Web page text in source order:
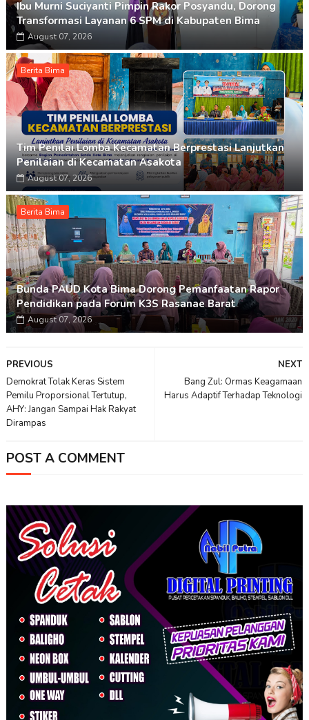
Ibu Murni Suciyanti Pimpin Rakor Posyandu, Dorong
Transformasi Layanan 6 SPM di Kabupaten Bima
August 07, 2026
Berita Bima
Tim Penilai Lomba Kecamatan Berprestasi Lanjutkan
Penilaian di Kecamatan Asakota
August 07, 2026
Berita Bima
Bunda PAUD Kota Bima Dorong Pemanfaatan Rapor
Pendidikan pada Forum K3S Rasanae Barat
August 07, 2026
NEXT
Bang Zul: Ormas Keagamaan
Harus Adaptif Terhadap Teknologi
PREVIOUS
Demokrat Tolak Keras Sistem
Pemilu Proporsional Tertutup,
AHY: Jangan Sampai Hak Rakyat
Dirampas
POST A COMMENT